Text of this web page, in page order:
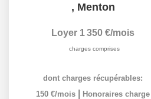
, Menton
Loyer 1 350 €/mois
charges comprises
dont charges récupérables:
150 €/mois
Honoraires charge